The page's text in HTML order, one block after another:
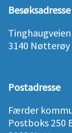
Besøksadresse
3140 Nøtterøy
Postadresse
Færder
Postboks 250